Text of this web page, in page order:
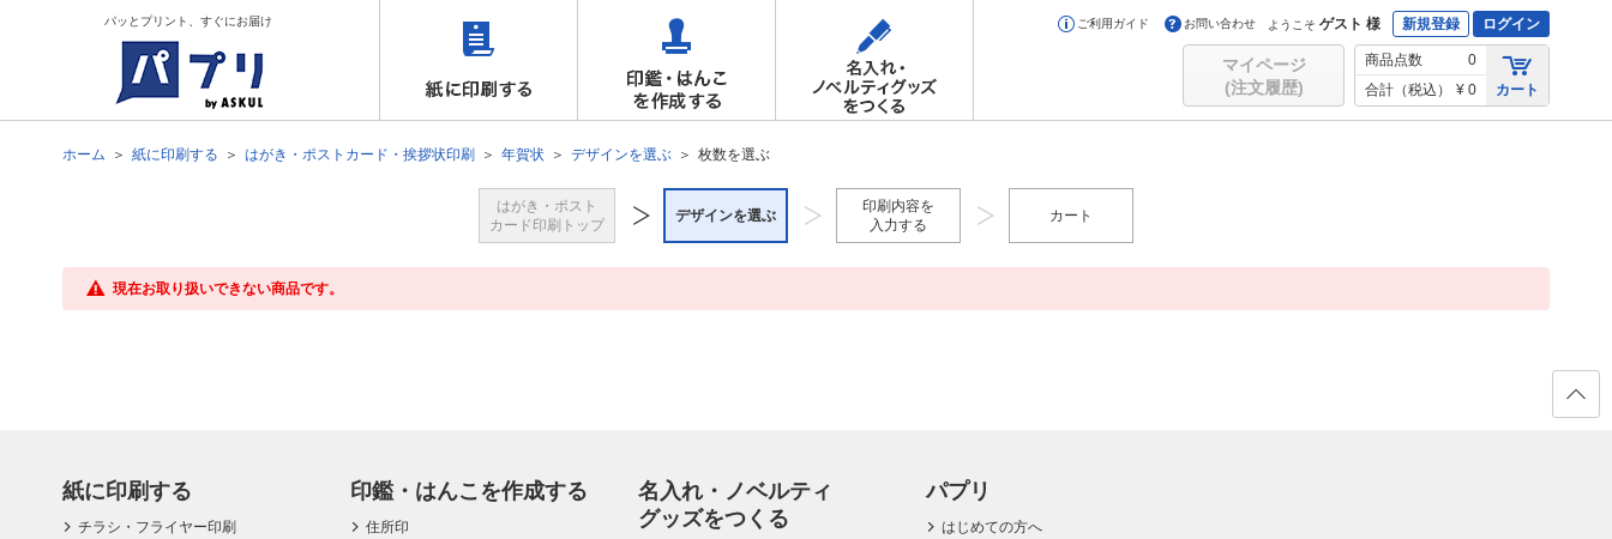
パッとプリント、すぐにお届け ご利用ガイド お問い合わせ ようこそ ゲスト 様 新規登録 ログイン
マイページ
(注文履歴)
商品点数
0
合計（税込）
¥ 0 カート
ホーム 紙に印刷する はがき・ポストカード・挨拶状印刷 年賀状 デザインを選ぶ 枚数を選ぶ
はがき・ポスト
カード印刷トップ
デザインを選ぶ
印刷内容を
入力する
カート
現在お取り扱いできない商品です。
紙に印刷する
チラシ・フライヤー印刷
印鑑・はんこを作成する
住所印
名入れ・ノベルティ
グッズをつくる
パプリ
はじめての方へ